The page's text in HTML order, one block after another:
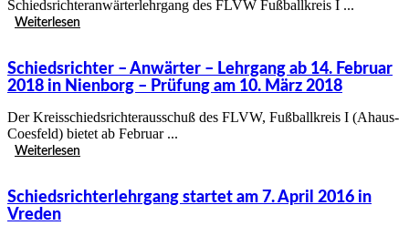
Schiedsrichteranwärterlehrgang des FLVW Fußballkreis I ...
Weiterlesen
Schiedsrichter – Anwärter – Lehrgang ab 14. Februar
2018 in Nienborg – Prüfung am 10. März 2018
Der Kreisschiedsrichterausschuß des FLVW, Fußballkreis I (Ahaus-
Coesfeld) bietet ab Februar ...
Weiterlesen
Schiedsrichterlehrgang startet am 7. April 2016 in
Vreden